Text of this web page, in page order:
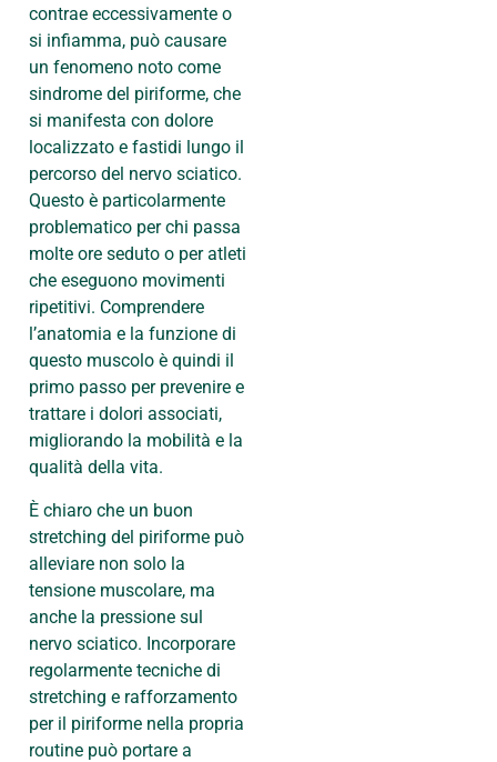
contrae eccessivamente o
si infiamma, può causare
un fenomeno noto come
sindrome del piriforme, che
si manifesta con dolore
localizzato e fastidi lungo il
percorso del nervo sciatico.
Questo è particolarmente
problematico per chi passa
molte ore seduto o per atleti
che eseguono movimenti
ripetitivi. Comprendere
l’anatomia e la funzione di
questo muscolo è quindi il
primo passo per prevenire e
trattare i dolori associati,
migliorando la mobilità e la
qualità della vita.
È chiaro che un buon
stretching del piriforme può
alleviare non solo la
tensione muscolare, ma
anche la pressione sul
nervo sciatico. Incorporare
regolarmente tecniche di
stretching e rafforzamento
per il piriforme nella propria
routine può portare a